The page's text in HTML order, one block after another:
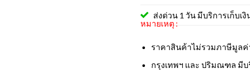
ส่งด่วน 1 วัน มีบริการเก็บเ
หมายเหตุ :
ราคาสินค้าไม่รวมภาษีมูลค่
กรุงเทพฯ และ ปริมณฑล มีบ